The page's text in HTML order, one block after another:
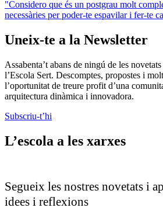
"Considero que és un postgrau molt
necessàries per poder-te espavilar i fer-te
Uneix-te a la Newsletter
Assabenta’t abans de ningú de les
l’Escola Sert. Descomptes, propostes i
l’oportunitat de treure profit d’una
arquitectura dinàmica i innovadora.
Subscriu-t’hi
L’escola a les xarxes
Segueix les nostres novetats i
idees i reflexions